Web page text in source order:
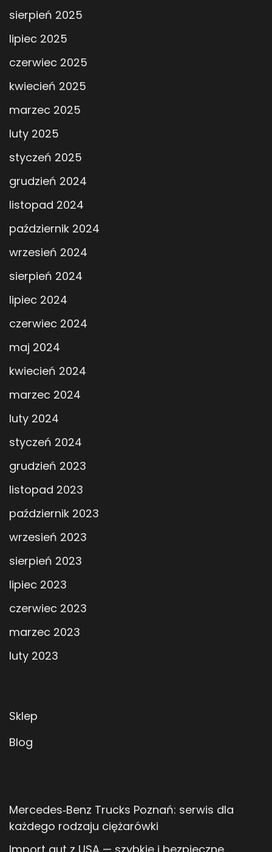
sierpień 2025
lipiec 2025
czerwiec 2025
kwiecień 2025
marzec 2025
luty 2025
styczeń 2025
grudzień 2024
listopad 2024
październik 2024
wrzesień 2024
sierpień 2024
lipiec 2024
czerwiec 2024
maj 2024
kwiecień 2024
marzec 2024
luty 2024
styczeń 2024
grudzień 2023
listopad 2023
październik 2023
wrzesień 2023
sierpień 2023
lipiec 2023
czerwiec 2023
marzec 2023
luty 2023
Sklep
Blog
Mercedes‑Benz Trucks Poznań: serwis dla
każdego rodzaju ciężarówki